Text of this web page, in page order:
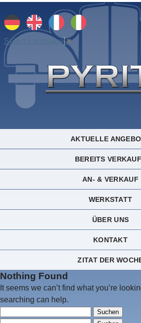
Select Language▼
AKTUELLE
BEREITS
AN- & VERKAUF
WERKSTATT
ÜBER UNS
KONTAKT
ZITAT DER
Nothing Found
It seems we can’t find what you’re
searching can help.